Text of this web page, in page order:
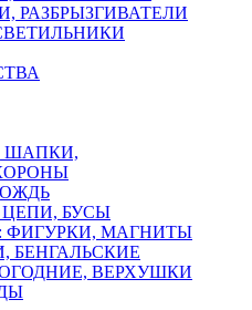
РАЗБРЫЗГИВАТЕЛИ
БУСЫ
ФИГУРКИ, МАГНИТЫ
БЕНГАЛЬСКИЕ
ВЕРХУШКИ